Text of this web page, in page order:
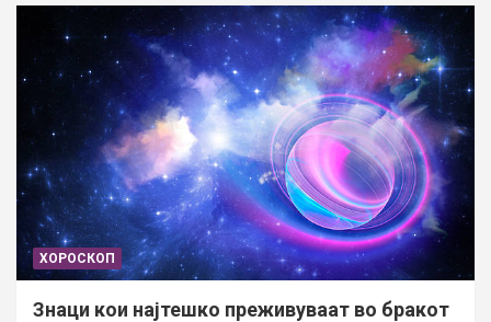
ХОРОСКОП
Знаци кои најтешко преживуваат во бракот